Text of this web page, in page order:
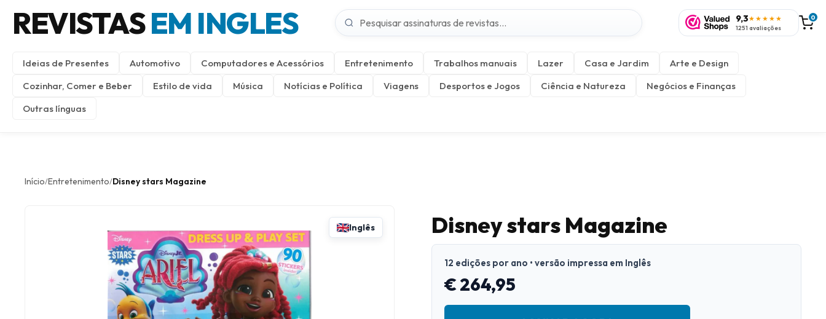
REVISTASEM INGLES 9,3★★★★★
1251 avaliações
0
Ideias de Presentes Automotivo Computadores e Acessórios Entretenimento Trabalhos manuais Lazer Casa e Jardim
Arte e Design
Cozinhar, Comer e Beber
Estilo de vida Música Notícias e Política Viagens Desportos e Jogos Ciência e Natureza
Negócios e Finanças
Outras línguas
Início/Entretenimento/Disney stars Magazine
Inglês Disney stars Magazine
12 edições por ano • versão impressa em Inglês
€ 264,95